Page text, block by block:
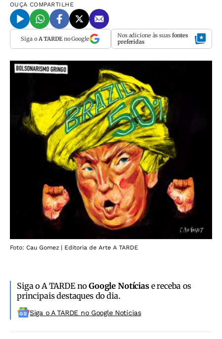
OUÇA COMPARTILHE
Siga o A TARDEno Google Nos adicione às suas fontes
preferidas
Foto: Cau Gomez | Editoria de Arte A TARDE
Siga o A TARDE noGoogle Notíciase receba os
principais destaques do dia.
Siga o A TARDE no Google Noticias